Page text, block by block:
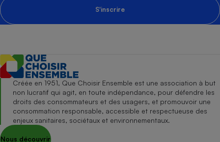
S'inscrire
Créée en 1951, Que Choisir Ensemble est une association à but
non lucratif qui agit, en toute indépendance, pour défendre les
droits des consommateurs et des usagers, et promouvoir une
consommation responsable, accessible et respectueuse des
enjeux sanitaires, sociétaux et environnementaux.
Nous découvrir